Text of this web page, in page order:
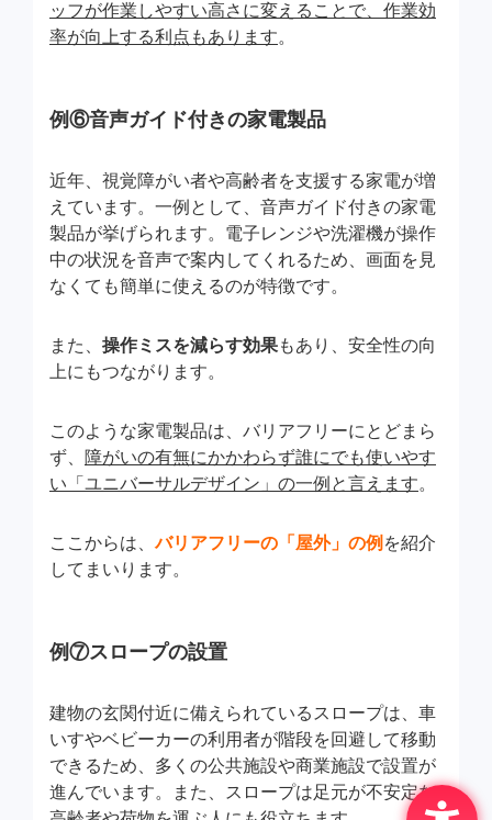
ッフが作業しやすい高さに変えることで、作業効
率が向上する利点もあります。
例⑥音声ガイド付きの家電製品
近年、視覚障がい者や高齢者を支援する家電が増
えています。一例として、音声ガイド付きの家電
製品が挙げられます。電子レンジや洗濯機が操作
中の状況を音声で案内してくれるため、画面を見
なくても簡単に使えるのが特徴です。
また、 操作ミスを減らす効果もあり、安全性の向
上にもつながります。
このような家電製品は、バリアフリーにとどまら
ず、 障がいの有無にかかわらず誰にでも使いやす
い「ユニバーサルデザイン」の一例と言えます。
ここからは、バリアフリーの「屋外」の例 を紹介
してまいります。
例⑦スロープの設置
建物の玄関付近に備えられているスロープは、車
いすやベビーカーの利用者が階段を回避して移動
できるため、多くの公共施設や商業施設で設置が
進んでいます。また、スロープは足元が不安定な